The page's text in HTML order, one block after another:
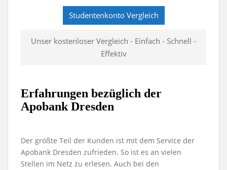
Studentenkonto Vergleich
Unser kostenloser Vergleich - Einfach - Schnell -
Effektiv
Erfahrungen bezüglich der
Apobank Dresden
Der größte Teil der Kunden ist mit dem Service der
Apobank Dresden zufrieden. So ist es an vielen
Stellen im Netz zu erlesen. Auch bei den